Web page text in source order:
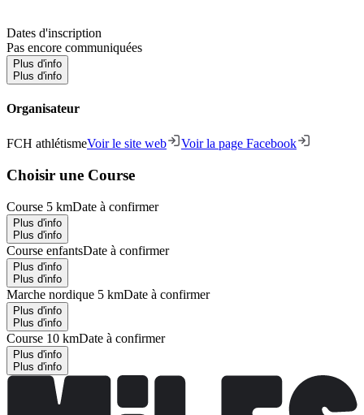
Dates d'inscription
Pas encore communiquées
Plus d'info
Plus d'info
Organisateur
FCH athlétismeVoir le site web Voir la page Facebook
Choisir une Course
Course 5 kmDate à confirmer
Plus d'info
Plus d'info
Course enfantsDate à confirmer
Plus d'info
Plus d'info
Marche nordique 5 kmDate à confirmer
Plus d'info
Plus d'info
Course 10 kmDate à confirmer
Plus d'info
Plus d'info